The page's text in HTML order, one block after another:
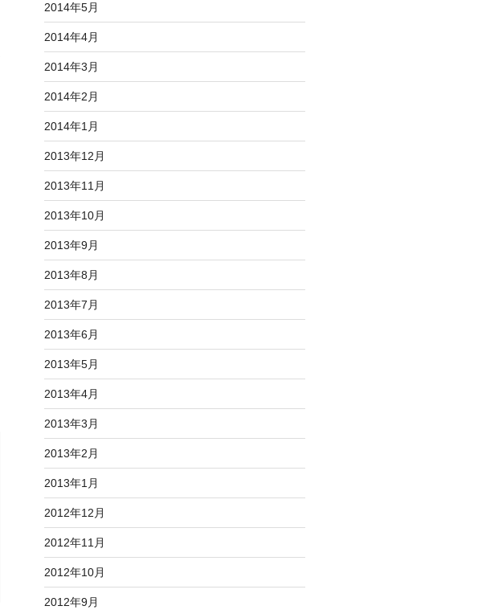
2014年5月
2014年4月
2014年3月
2014年2月
2014年1月
2013年12月
2013年11月
2013年10月
2013年9月
2013年8月
2013年7月
2013年6月
2013年5月
2013年4月
2013年3月
2013年2月
2013年1月
2012年12月
2012年11月
2012年10月
2012年9月